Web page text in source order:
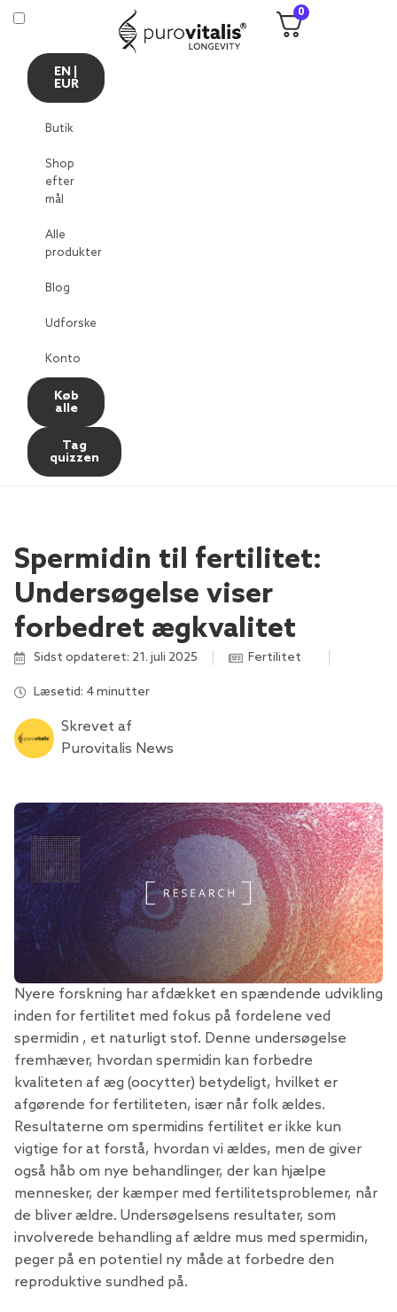
EN |
EUR
Butik
Shop
efter
mål
Alle
produkter
Blog
Udforske
Konto
Køb
alle
Tag
quizzen
0
Spermidin til fertilitet:
Undersøgelse viser
forbedret ægkvalitet
Sidst opdateret: 21. juli 2025 Fertilitet
Læsetid: 4 minutter
Skrevet af
Purovitalis News
Nyere forskning har afdækket en spændende udvikling
inden for fertilitet med fokus på fordelene ved
spermidin , et naturligt stof. Denne undersøgelse
fremhæver, hvordan spermidin kan forbedre
kvaliteten af ​​æg (oocytter) betydeligt, hvilket er
afgørende for fertiliteten, især når folk ældes.
Resultaterne om spermidins fertilitet er ikke kun
vigtige for at forstå, hvordan vi ældes, men de giver
også håb om nye behandlinger, der kan hjælpe
mennesker, der kæmper med fertilitetsproblemer, når
de bliver ældre. Undersøgelsens resultater, som
involverede behandling af ældre mus med spermidin,
peger på en potentiel ny måde at forbedre den
reproduktive sundhed på.